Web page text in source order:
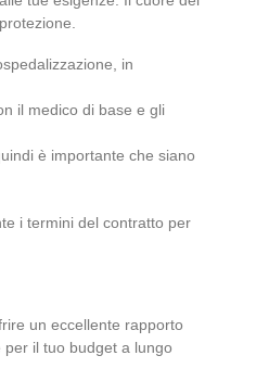
in
il medico di base e gli
è importante che siano
i termini del contratto per
un eccellente rapporto
il tuo budget a lungo